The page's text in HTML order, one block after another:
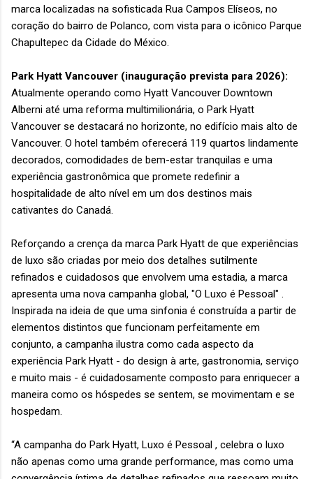
marca localizadas na sofisticada Rua Campos Elíseos, no
coração do bairro de Polanco, com vista para o icônico Parque
Chapultepec da Cidade do México.
Park Hyatt Vancouver (inauguração prevista para 2026):
Atualmente operando como Hyatt Vancouver Downtown
Alberni até uma reforma multimilionária, o Park Hyatt
Vancouver se destacará no horizonte, no edifício mais alto de
Vancouver. O hotel também oferecerá 119 quartos lindamente
decorados, comodidades de bem-estar tranquilas e uma
experiência gastronômica que promete redefinir a
hospitalidade de alto nível em um dos destinos mais
cativantes do Canadá.
Reforçando a crença da marca Park Hyatt de que experiências
de luxo são criadas por meio dos detalhes sutilmente
refinados e cuidadosos que envolvem uma estadia, a marca
apresenta uma nova campanha global, "O Luxo é Pessoal" .
Inspirada na ideia de que uma sinfonia é construída a partir de
elementos distintos que funcionam perfeitamente em
conjunto, a campanha ilustra como cada aspecto da
experiência Park Hyatt - do design à arte, gastronomia, serviço
e muito mais - é cuidadosamente composto para enriquecer a
maneira como os hóspedes se sentem, se movimentam e se
hospedam.
“A campanha do Park Hyatt, Luxo é Pessoal , celebra o luxo
não apenas como uma grande performance, mas como uma